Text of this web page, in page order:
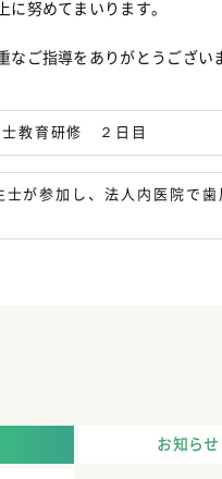
に努めてまいります。
なご指導をありがとうござい
士教育研修 ２日目
が参加し、法人内医院で歯
お知らせ